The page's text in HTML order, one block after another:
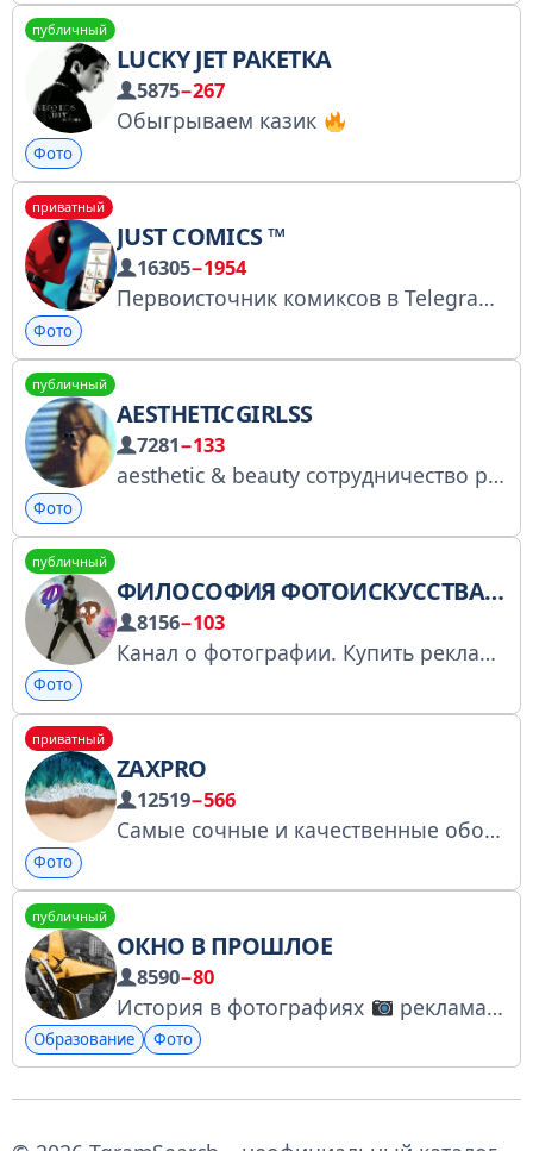
публичный
LUCKY JET РАКЕТКА
5875−267
Обыгрываем казик
Фото
приватный
JUST COMICS ™
16305−1954
Первоисточник комиксов в Telegram Все вопросы: @Prenjoy
Фото
публичный
AESTHETICGIRLSS
7281−133
aesthetic & beauty сотрудничество реклама : https://t.me/aleksashaa1 беседа для общения
Фото
публичный
ФИЛОСОФИЯ ФОТОИСКУССТВА
8156−103
Канал о фотографии. Купить рекламу: (и оставьте отзыв) https://telega.in/c/philosophy_of_photography По peкламе: @Diggsale Для связи и предложений @LisevichSergei ry-9654720114139251108
Фото
приватный
ZAXPRO
12519−566
Самые сочные и качественные обои с высоким разрешением для твоего смартфона! Подписывайся! Насчет рекламы сюда
Фото
публичный
ОКНО В ПРОШЛОЕ
8590−80
История в фотографиях реклама: @sylvestrTG Купить рекламу: https://telega.in/c/oknovproshloe
Образование Фото